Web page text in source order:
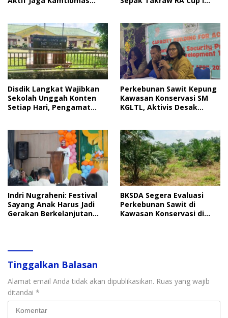
Disdik Langkat Wajibkan
Sekolah Unggah Konten
Setiap Hari, Pengamat
Perkebunan Sawit Kepung
Kawasan Konservasi SM
KGLTL, Aktivis Desak
Indri Nugraheni: Festival
Sayang Anak Harus Jadi
Gerakan Berkelanjutan
BKSDA Segera Evaluasi
Perkebunan Sawit di
Kawasan Konservasi di
Tinggalkan Balasan
Alamat email Anda tidak akan dipublikasikan. Ruas yang wajib
ditandai *